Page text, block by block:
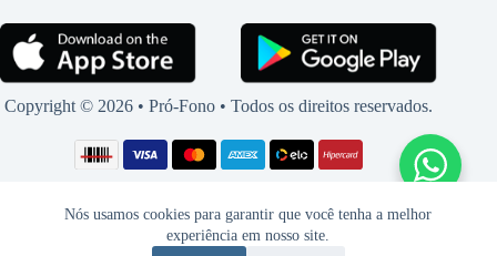
Nós usamos cookies para garantir que você tenha a melhor
experiência em nosso site.
Copyright © 2026 • Pró-Fono • Todos os direitos reservados.